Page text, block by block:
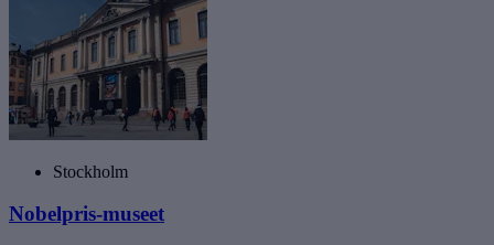
Stockholm
Nobelpris-museet